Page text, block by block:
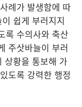
례가 발생함에 따
쉽게 부러지지
록 수의사와 축산
주삿바늘이 부러
상황을 통보해 가
도록 강력한 행정